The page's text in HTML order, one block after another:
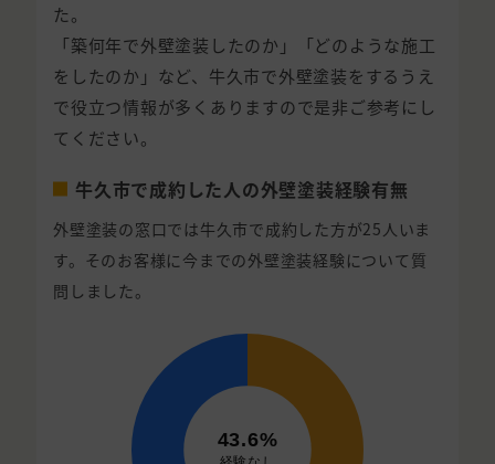
た。
「築何年で外壁塗装したのか」「どのような施工
をしたのか」など、牛久市で外壁塗装をするうえ
で役立つ情報が多くありますので是非ご参考にし
てください。
牛久市で成約した人の外壁塗装経験有無
外壁塗装の窓口では牛久市で成約した方が25人いま
す。そのお客様に今までの外壁塗装経験について質
問しました。